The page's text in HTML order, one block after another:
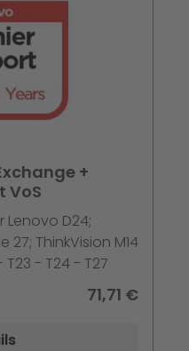
+
VoS
D24;
ThinkVision M14
T23 - T24 - T27
71,71 €